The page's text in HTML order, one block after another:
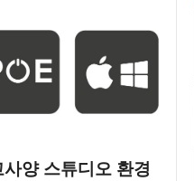
양 스튜디오 환경